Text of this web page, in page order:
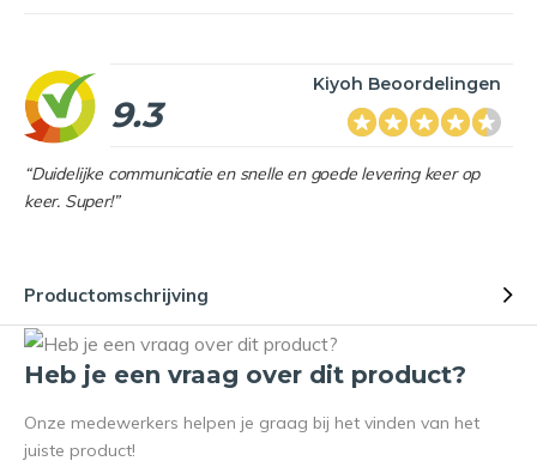
9.3
Kiyoh Beoordelingen
“Duidelijke communicatie en snelle en goede levering keer op
keer. Super!”
Productomschrijving
Heb je een vraag over dit product?
Onze medewerkers helpen je graag bij het vinden van het
juiste product!